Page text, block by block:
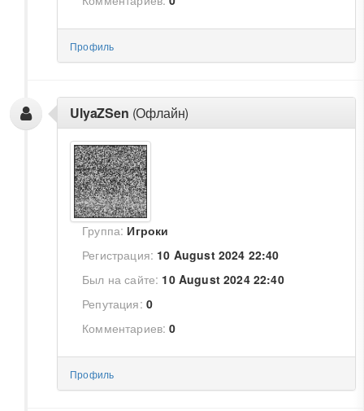
Профиль
UlyaZSen (Офлайн)
Группа: Игроки
Регистрация: 10 August 2024 22:40
Был на сайте: 10 August 2024 22:40
Репутация: 0
Комментариев: 0
Профиль